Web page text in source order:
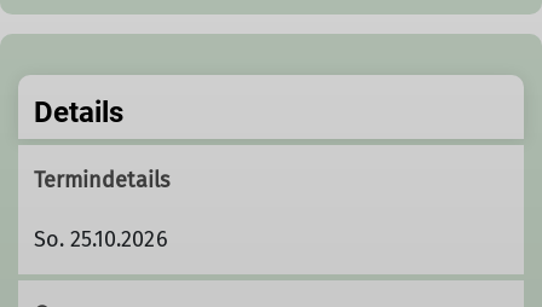
Details
Termindetails
So. 25.10.2026